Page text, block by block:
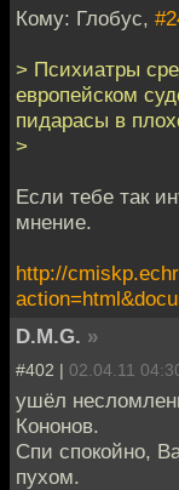
Кому: Глобус,
> Психиатры
европейском
пидарасы в
>
Если тебе так
мнение.
http://
D.M.G. »
#402 | 02.04.11
ушёл
Кононов.
Спи спокойно,
пухом.